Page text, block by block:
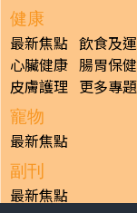
健康
最新焦點 飲食及
心臟健康 腸胃保健
皮膚護理 更多專題
寵物
最新焦點
副刊
最新焦點